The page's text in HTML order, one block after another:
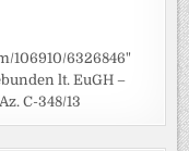
106910/6326846"
lt. EuGH –
C-348/13